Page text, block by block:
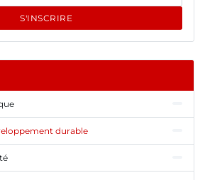
S'INSCRIRE
durable